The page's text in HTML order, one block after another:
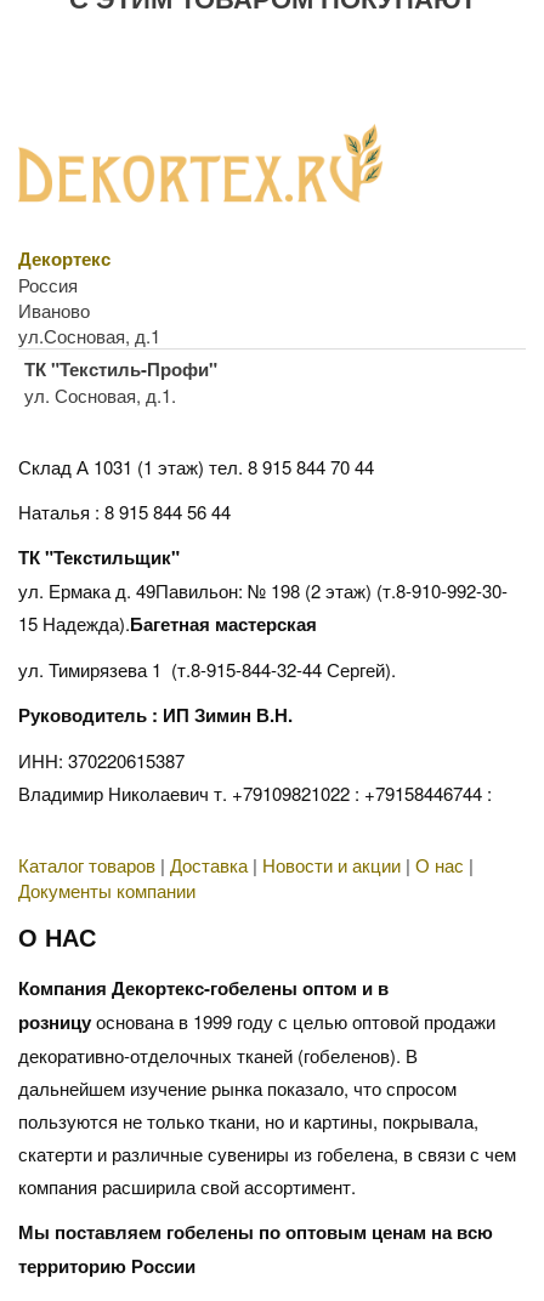
Декортекс
Россия
Иваново
ул.Сосновая, д.1
ТК "Текстиль-Профи"
ул. Сосновая, д.1.
Склад А 1031 (1 этаж) тел. 8 915 844 70 44
Наталья : 8 915 844 56 44
ТК "Текстильщик"
ул. Ермака д. 49Павильон: № 198 (2 этаж) (т.8-910-992-30-
15 Надежда).Багетная мастерская
ул. Тимирязева 1 (т.8-915-844-32-44 Сергей).
Руководитель : ИП Зимин В.Н.
ИНН: 370220615387
Владимир Николаевич т. +79109821022 : +79158446744 :
Каталог товаров | Доставка | Новости и акции | О нас |
Документы компании
О НАС
Компания Декортекс-гобелены оптом и в
розницуоснована в 1999 году с целью оптовой продажи
декоративно-отделочных тканей (гобеленов). В
дальнейшем изучение рынка показало, что спросом
пользуются не только ткани, но и картины, покрывала,
скатерти и различные сувениры из гобелена, в связи с чем
компания расширила свой ассортимент.
Мы поставляем гобелены по оптовым ценам на всю
территорию России